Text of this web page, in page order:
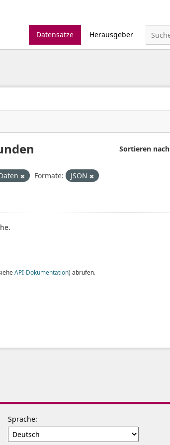
Datensätze
Herausgeber
Sortieren nach
Formate:
JSON
API-Dokumentation) abrufen.
Sprache